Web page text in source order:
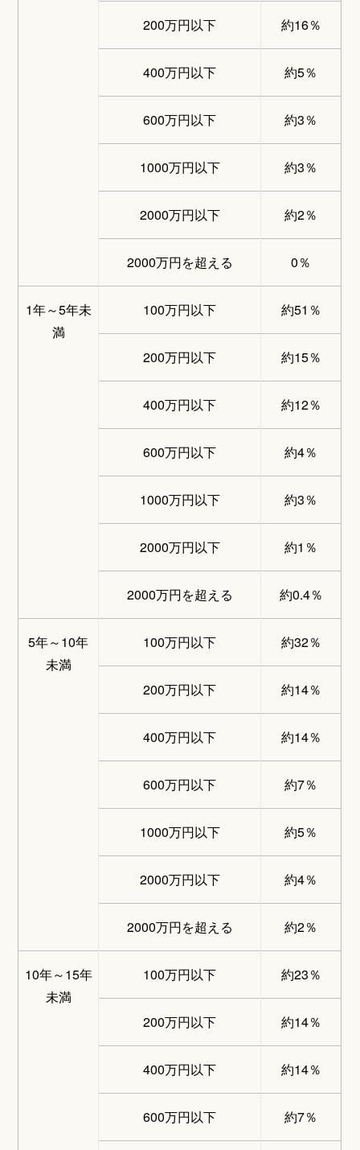
200万円以下 約16％
400万円以下 約5％
600万円以下 約3％
1000万円以下 約3％
2000万円以下 約2％
2000万円を超える 0％
1年～5年未
満
100万円以下 約51％
200万円以下 約15％
400万円以下 約12％
600万円以下 約4％
1000万円以下 約3％
2000万円以下 約1％
2000万円を超える 約0.4％
5年～10年
未満
100万円以下 約32％
200万円以下 約14％
400万円以下 約14％
600万円以下 約7％
1000万円以下 約5％
2000万円以下 約4％
2000万円を超える 約2％
10年～15年
未満
100万円以下 約23％
200万円以下 約14％
400万円以下 約14％
600万円以下 約7％